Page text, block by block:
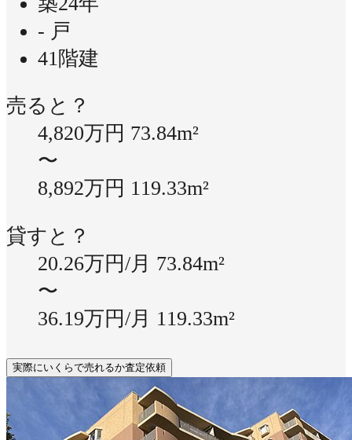
- 戸
41階建
売ると？
4,820万円 73.84m²
〜
8,892万円 119.33m²
貸すと？
20.26万円/月 73.84m²
〜
36.19万円/月 119.33m²
実際にいくらで売れるか査定依頼